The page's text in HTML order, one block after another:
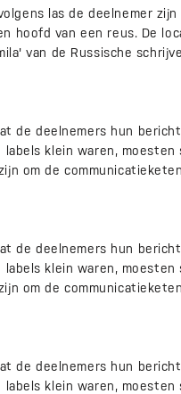
las de deelnemer
hoofd van een reus. De
van de Russische
de deelnemers hun
labels klein waren,
om de
de deelnemers hun
labels klein waren,
om de
de deelnemers hun
labels klein waren,